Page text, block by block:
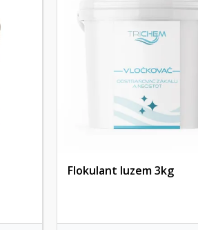
Flokulant luzem 3kg